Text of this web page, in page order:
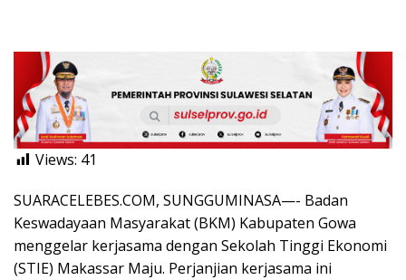
Views: 41
SUARACELEBES.COM, SUNGGUMINASA—- Badan
Keswadayaan Masyarakat (BKM) Kabupaten Gowa
menggelar kerjasama dengan Sekolah Tinggi Ekonomi
(STIE) Makassar Maju. Perjanjian kerjasama ini